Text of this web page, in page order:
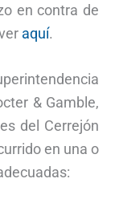
en contra de
aquí.
& Gamble,
del Cerrejón
en una o